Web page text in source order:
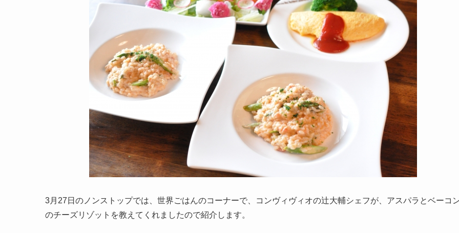
3月27日のノンストップでは、世界ごはんのコーナーで、コンヴィヴィオの辻大輔シェフが、アスパラとベーコ
のチーズリゾットを教えてくれましたので紹介します。